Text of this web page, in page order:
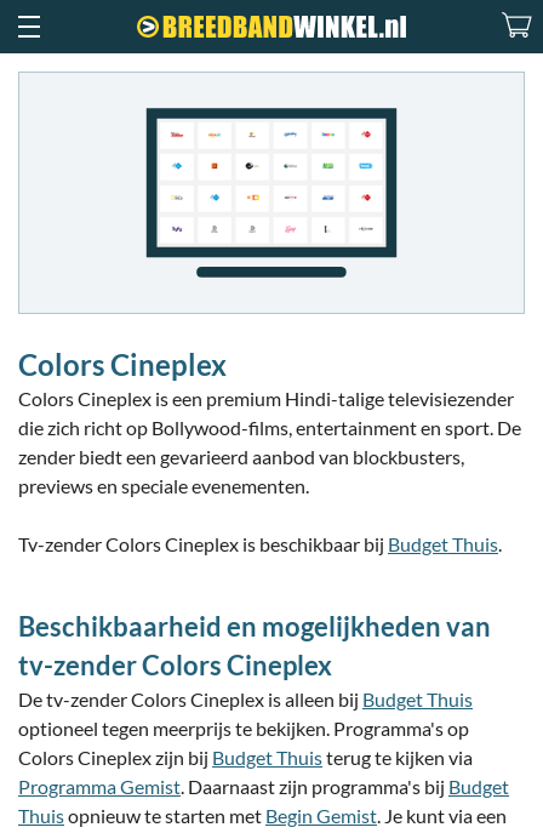
Colors Cineplex
Colors Cineplex is een premium Hindi-talige televisiezender
die zich richt op Bollywood-films, entertainment en sport. De
zender biedt een gevarieerd aanbod van blockbusters,
previews en speciale evenementen.
Tv-zender Colors Cineplex is beschikbaar bij Budget Thuis.
Beschikbaarheid en mogelijkheden van
tv-zender Colors Cineplex
De tv-zender Colors Cineplex is alleen bij Budget Thuis
optioneel tegen meerprijs te bekijken. Programma's op
Colors Cineplex zijn bij Budget Thuisterug te kijken via
Programma Gemist. Daarnaast zijn programma's bij Budget
Thuisopnieuw te starten met Begin Gemist. Je kunt via een